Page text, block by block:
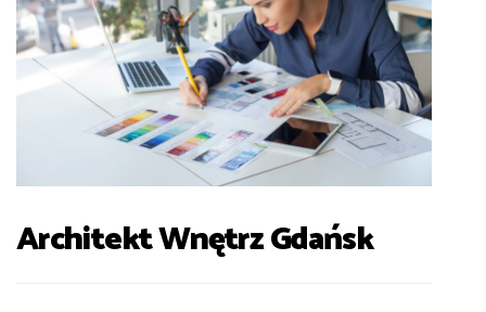
Architekt Wnętrz Gdańsk